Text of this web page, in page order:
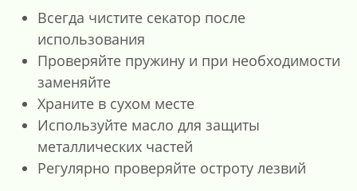
Всегда чистите секатор после
использования
Проверяйте пружину и при необходимости
заменяйте
Храните в сухом месте
Используйте масло для защиты
металлических частей
Регулярно проверяйте остроту лезвий